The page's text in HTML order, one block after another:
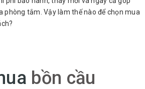
phòng tắm. Vậy làm thế nào để chọn mua
bồn cầu